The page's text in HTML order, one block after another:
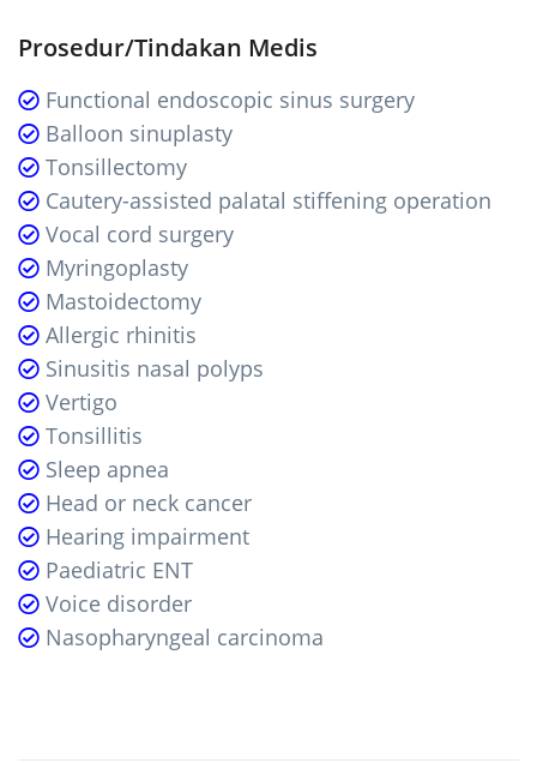
Prosedur/Tindakan Medis
Functional endoscopic sinus surgery
Balloon sinuplasty
Tonsillectomy
Cautery-assisted palatal stiffening operation
Vocal cord surgery
Myringoplasty
Mastoidectomy
Allergic rhinitis
Sinusitis nasal polyps
Vertigo
Tonsillitis
Sleep apnea
Head or neck cancer
Hearing impairment
Paediatric ENT
Voice disorder
Nasopharyngeal carcinoma